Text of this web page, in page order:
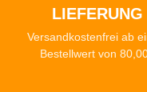
LIEFERUNG
Versandkostenfrei ab
Bestellwert von